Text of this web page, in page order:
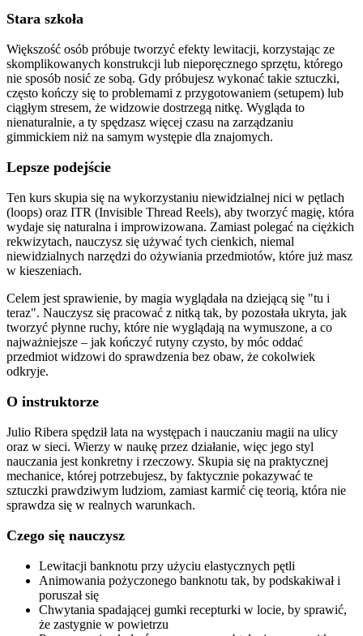
Stara szkoła
Większość osób próbuje tworzyć efekty lewitacji, korzystając ze
skomplikowanych konstrukcji lub nieporęcznego sprzętu, którego
nie sposób nosić ze sobą. Gdy próbujesz wykonać takie sztuczki,
często kończy się to problemami z przygotowaniem (setupem) lub
ciągłym stresem, że widzowie dostrzegą nitkę. Wygląda to
nienaturalnie, a ty spędzasz więcej czasu na zarządzaniu
gimmickiem niż na samym występie dla znajomych.
Lepsze podejście
Ten kurs skupia się na wykorzystaniu niewidzialnej nici w pętlach
(loops) oraz ITR (Invisible Thread Reels), aby tworzyć magię, która
wydaje się naturalna i improwizowana. Zamiast polegać na ciężkich
rekwizytach, nauczysz się używać tych cienkich, niemal
niewidzialnych narzędzi do ożywiania przedmiotów, które już masz
w kieszeniach.
Celem jest sprawienie, by magia wyglądała na dziejącą się "tu i
teraz". Nauczysz się pracować z nitką tak, by pozostała ukryta, jak
tworzyć płynne ruchy, które nie wyglądają na wymuszone, a co
najważniejsze – jak kończyć rutyny czysto, by móc oddać
przedmiot widzowi do sprawdzenia bez obaw, że cokolwiek
odkryje.
O instruktorze
Julio Ribera spędził lata na występach i nauczaniu magii na ulicy
oraz w sieci. Wierzy w naukę przez działanie, więc jego styl
nauczania jest konkretny i rzeczowy. Skupia się na praktycznej
mechanice, której potrzebujesz, by faktycznie pokazywać te
sztuczki prawdziwym ludziom, zamiast karmić cię teorią, która nie
sprawdza się w realnych warunkach.
Czego się nauczysz
Lewitacji banknotu przy użyciu elastycznych pętli
Animowania pożyczonego banknotu tak, by podskakiwał i
poruszał się
Chwytania spadającej gumki recepturki w locie, by sprawić,
że zastygnie w powietrzu